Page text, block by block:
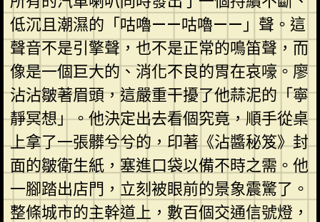
低沉且潮濕的「咕嚕——咕嚕——」聲。這
聲音不是引擎聲，也不是正常的鳴笛聲，而
像是一個巨大的、消化不良的胃在哀嚎。廖
沾沾皺著眉頭，這嚴重干擾了他蒜泥的「寧
靜冥想」。他決定出去看個究竟，順手從桌
上拿了一張髒兮兮的，印著《沾醬秘笈》封
面的皺衛生紙，塞進口袋以備不時之需。他
一腳踏出店門，立刻被眼前的景象震驚了。
整條城市的主幹道上，數百個交通信號燈，